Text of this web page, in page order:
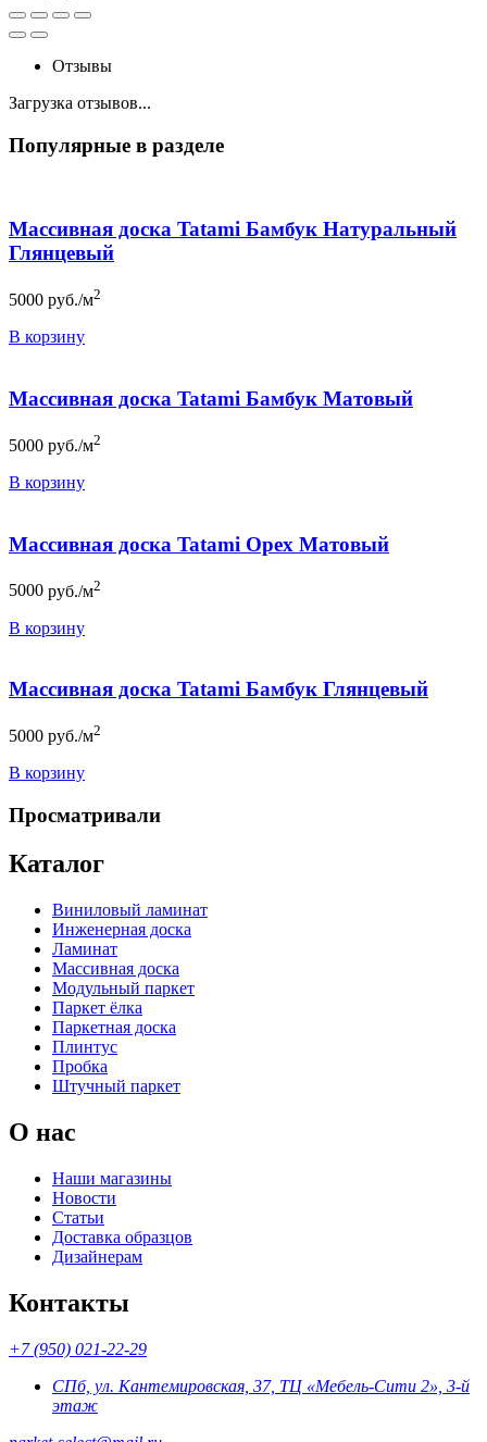
Отзывы
Загрузка отзывов...
Популярные в разделе
Массивная доска Tatami Бамбук Натуральный
Глянцевый
5000 руб./м2
В корзину
Массивная доска Tatami Бамбук Матовый
5000 руб./м2
В корзину
Массивная доска Tatami Орех Матовый
5000 руб./м2
В корзину
Массивная доска Tatami Бамбук Глянцевый
5000 руб./м2
В корзину
Просматривали
Каталог
Виниловый ламинат
Инженерная доска
Ламинат
Массивная доска
Модульный паркет
Паркет ёлка
Паркетная доска
Плинтус
Пробка
Штучный паркет
О нас
Наши магазины
Новости
Статьи
Доставка образцов
Дизайнерам
Контакты
+7 (950) 021-22-29
СПб, ул. Кантемировская, 37, ТЦ «Мебель-Сити 2», 3-й
этаж